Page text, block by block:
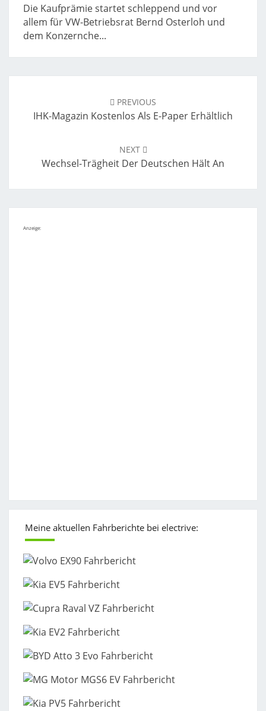
Die Kaufprämie startet schleppend und vor
allem für VW-Betriebsrat Bernd Osterloh und
dem Konzernche...
PREVIOUS
IHK-Magazin Kostenlos Als E-Paper Erhältlich
NEXT
Wechsel-Trägheit Der Deutschen Hält An
Anzeige:
Meine aktuellen Fahrberichte bei electrive: